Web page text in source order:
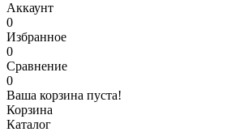
Аккаунт
0
Избранное
0
Сравнение
0
Ваша корзина пуста!
Корзина
Каталог